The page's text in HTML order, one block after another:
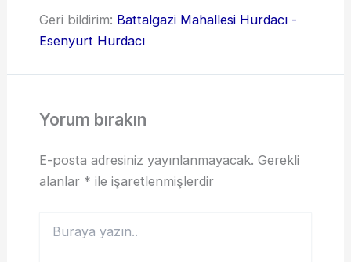
Geri bildirim: Battalgazi Mahallesi Hurdacı -
Esenyurt Hurdacı
Yorum bırakın
E-posta adresiniz yayınlanmayacak. Gerekli
alanlar * ile işaretlenmişlerdir
yazın..